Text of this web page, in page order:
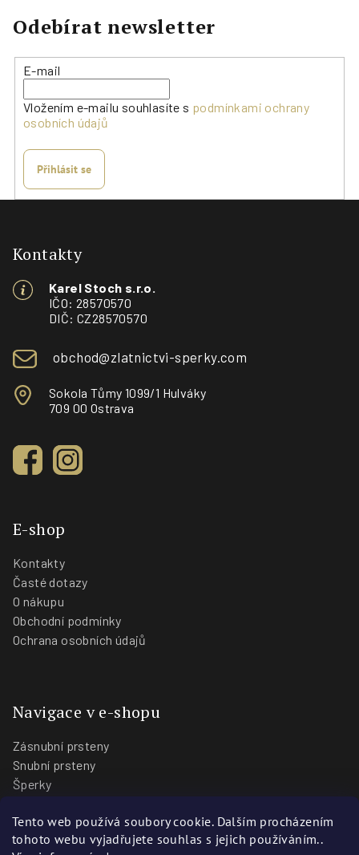
Tento web používá soubory cookie. Dalším procházením
tohoto webu vyjadřujete souhlas s jejich používáním..
Odebírat newsletter
E-mail
Vložením e-mailu souhlasíte s podmínkami ochrany
osobních údajů
Přihlásit se
Kontakty
Karel Stoch s.r.o.
IČO: 28570570
DIČ: CZ28570570
obchod@zlatnictvi-sperky.com
Sokola Tůmy 1099/1 Hulváky
709 00 Ostrava
E-shop
Kontakty
Časté dotazy
O nákupu
Obchodní podmínky
Ochrana osobních údajů
Navigace v e-shopu
Zásnubní prsteny
Snubní prsteny
Šperky
Blog
Prodejny